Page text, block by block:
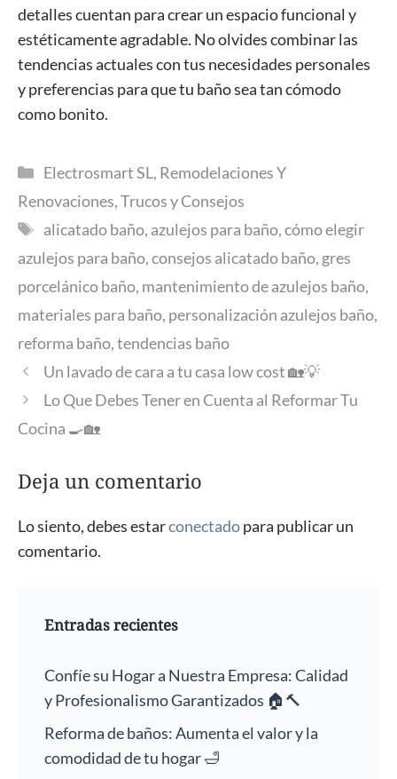
detalles cuentan para crear un espacio funcional y
estéticamente agradable. No olvides combinar las
tendencias actuales con tus necesidades personales
y preferencias para que tu baño sea tan cómodo
como bonito.
Categorías
Electrosmart SL, Remodelaciones Y
Renovaciones,Trucos y Consejos
Etiquetas
alicatado baño, azulejos para baño,cómo elegir
azulejos para baño,consejos alicatado baño, gres
porcelánico baño, mantenimiento de azulejos baño,
materiales para baño, personalización azulejos baño,
reforma baño,tendencias baño
Un lavado de cara a tu casa low cost 🏡💡
Lo Que Debes Tener en Cuenta al Reformar Tu
Cocina 🍳🏡
Deja un comentario
Lo siento, debes estarconectadopara publicar un
comentario.
Entradas recientes
Confíe su Hogar a Nuestra Empresa: Calidad
y Profesionalismo Garantizados 🏠🔨
Reforma de baños: Aumenta el valor y la
comodidad de tu hogar 🛁